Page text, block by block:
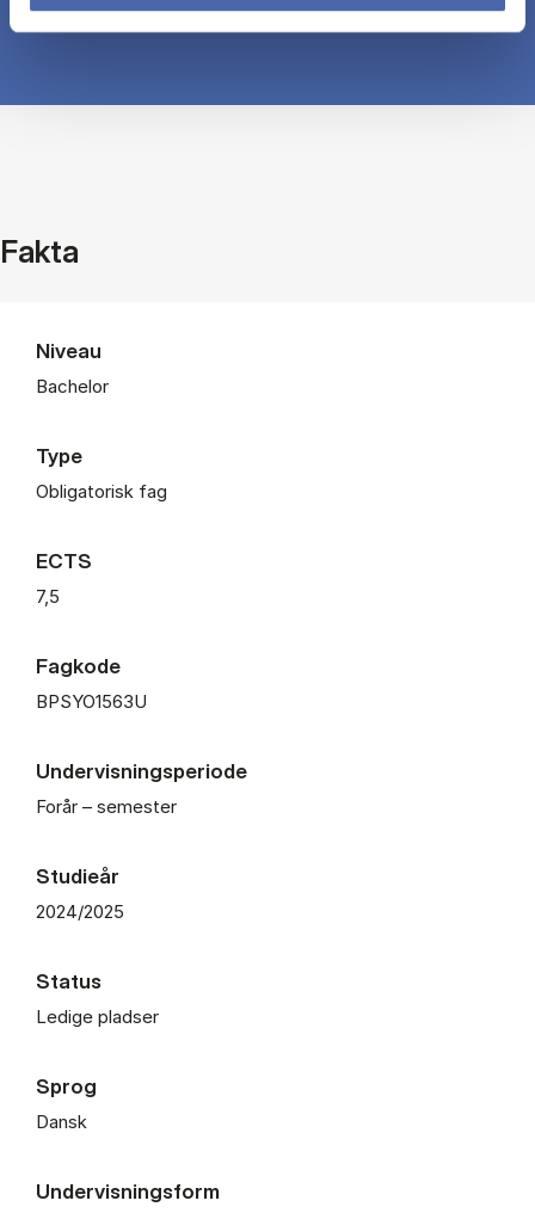
Fakta
Niveau
Bachelor
Type
Obligatorisk fag
ECTS
7,5
Fagkode
BPSYO1563U
Undervisningsperiode
Forår – semester
Studieår
2024/2025
Status
Ledige pladser
Sprog
Dansk
Undervisningsform